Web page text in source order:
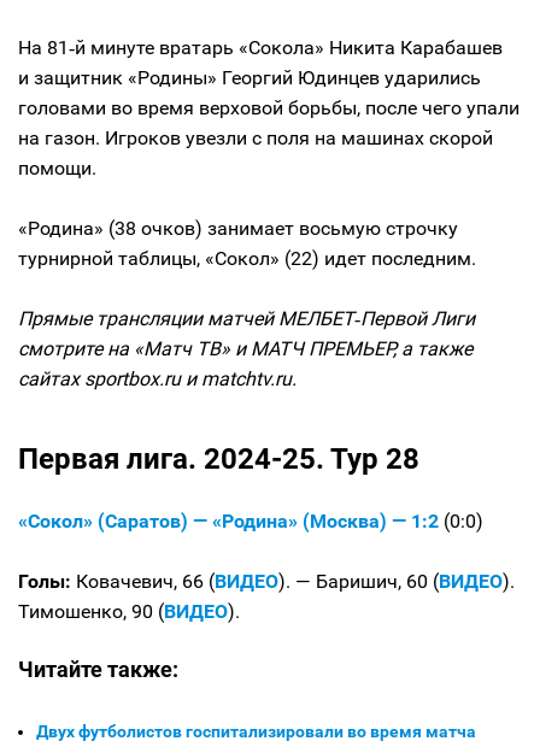
На 81‑й минуте вратарь «Сокола» Никита Карабашев
и защитник «Родины» Георгий Юдинцев ударились
головами во время верховой борьбы, после чего упали
на газон. Игроков увезли с поля на машинах скорой
помощи.
«Родина» (38 очков) занимает восьмую строчку
турнирной таблицы, «Сокол» (22) идет последним.
Прямые трансляции матчей МЕЛБЕТ‑Первой Лиги
смотрите на «Матч ТВ» и МАТЧ ПРЕМЬЕР, а также
сайтах sportbox.ru и matchtv.ru.
Первая лига. 2024-25. Тур 28
«Сокол» (Саратов) — «Родина» (Москва) — 1:2 (0:0)
Голы: Ковачевич, 66 (ВИДЕО). — Баришич, 60 (ВИДЕО).
Тимошенко, 90 (ВИДЕО).
Читайте также:
Двух футболистов госпитализировали во время матча